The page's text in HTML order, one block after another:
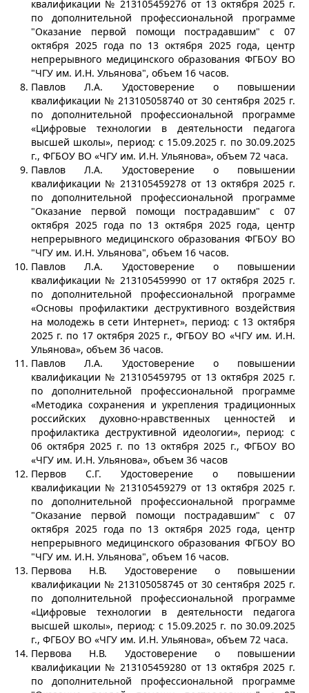
квалификации № 213105459276 от 13 октября 2025 г.
по дополнительной профессиональной программе
"Оказание первой помощи пострадавшим" с 07
октября 2025 года по 13 октября 2025 года, центр
непрерывного медицинского образования ФГБОУ ВО
"ЧГУ им. И.Н. Ульянова", объем 16 часов.
Павлов Л.А. Удостоверение о повышении
квалификации № 213105058740 от 30 сентября 2025 г.
по дополнительной профессиональной программе
«Цифровые технологии в деятельности педагога
высшей школы», период: с 15.09.2025 г. по 30.09.2025
г., ФГБОУ ВО «ЧГУ им. И.Н. Ульянова», объем 72 часа.
Павлов Л.А. Удостоверение о повышении
квалификации № 213105459278 от 13 октября 2025 г.
по дополнительной профессиональной программе
"Оказание первой помощи пострадавшим" с 07
октября 2025 года по 13 октября 2025 года, центр
непрерывного медицинского образования ФГБОУ ВО
"ЧГУ им. И.Н. Ульянова", объем 16 часов.
Павлов Л.А. Удостоверение о повышении
квалификации № 213105459990 от 17 октября 2025 г.
по дополнительной профессиональной программе
«Основы профилактики деструктивного воздействия
на молодежь в сети Интернет», период: с 13 октября
2025 г. по 17 октября 2025 г., ФГБОУ ВО «ЧГУ им. И.Н.
Ульянова», объем 36 часов.
Павлов Л.А. Удостоверение о повышении
квалификации № 213105459795 от 13 октября 2025 г.
по дополнительной профессиональной программе
«Методика сохранения и укрепления традиционных
российских духовно-нравственных ценностей и
профилактика деструктивной идеологии», период: с
06 октября 2025 г. по 13 октября 2025 г., ФГБОУ ВО
«ЧГУ им. И.Н. Ульянова», объем 36 часов
Первов С.Г. Удостоверение о повышении
квалификации № 213105459279 от 13 октября 2025 г.
по дополнительной профессиональной программе
"Оказание первой помощи пострадавшим" с 07
октября 2025 года по 13 октября 2025 года, центр
непрерывного медицинского образования ФГБОУ ВО
"ЧГУ им. И.Н. Ульянова", объем 16 часов.
Первова Н.В. Удостоверение о повышении
квалификации № 213105058745 от 30 сентября 2025 г.
по дополнительной профессиональной программе
«Цифровые технологии в деятельности педагога
высшей школы», период: с 15.09.2025 г. по 30.09.2025
г., ФГБОУ ВО «ЧГУ им. И.Н. Ульянова», объем 72 часа.
Первова Н.В. Удостоверение о повышении
квалификации № 213105459280 от 13 октября 2025 г.
по дополнительной профессиональной программе